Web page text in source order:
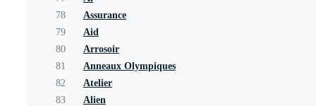
78
Assurance
79
Aid
80
Arrosoir
81
Anneaux Olympiques
82
Atelier
83
Alien